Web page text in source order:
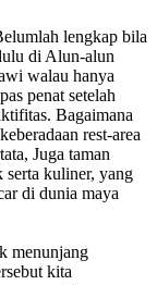
lengkap bila
di Alun-alun
walau hanya
penat setelah
Bagaimana
rest-area
Juga taman
serta kuliner, yang
di dunia maya
menunjang
kita